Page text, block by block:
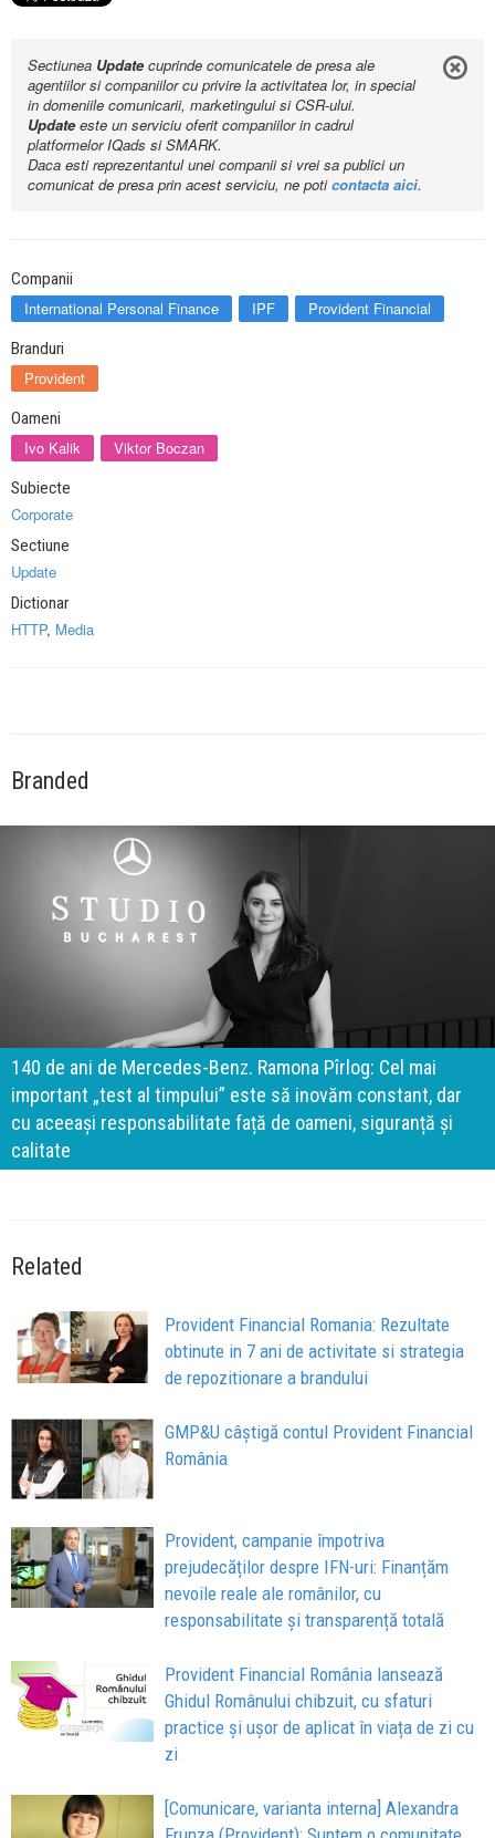
Sectiunea Updatecuprinde comunicatele de presa ale
agentiilor si companiilor cu privire la activitatea lor, in special
in domeniile comunicarii, marketingului si CSR-ului.
Updateeste un serviciu oferit companiilor in cadrul
platformelor IQads si SMARK.
Daca esti reprezentantul unei companii si vrei sa publici un
comunicat de presa prin acest serviciu, ne poticontacta aici.
Companii
International Personal Finance IPF Provident Financial
Branduri
Provident
Oameni
Ivo Kalik Viktor Boczan
Subiecte
Corporate
Sectiune
Update
Dictionar
HTTP, Media
Branded
140 de ani de Mercedes-Benz. Ramona Pîrlog: Cel mai
important „test al timpului” este să inovăm constant, dar
cu aceeași responsabilitate față de oameni, siguranță și
calitate
Related
Provident Financial Romania: Rezultate
obtinute in 7 ani de activitate si strategia
de repozitionare a brandului
GMP&U câștigă contul Provident Financial
România
Provident, campanie împotriva
prejudecăților despre IFN-uri: Finanțăm
nevoile reale ale românilor, cu
responsabilitate și transparență totală
Provident Financial România lansează
Ghidul Românului chibzuit, cu sfaturi
practice și ușor de aplicat în viața de zi cu
zi
[Comunicare, varianta interna] Alexandra